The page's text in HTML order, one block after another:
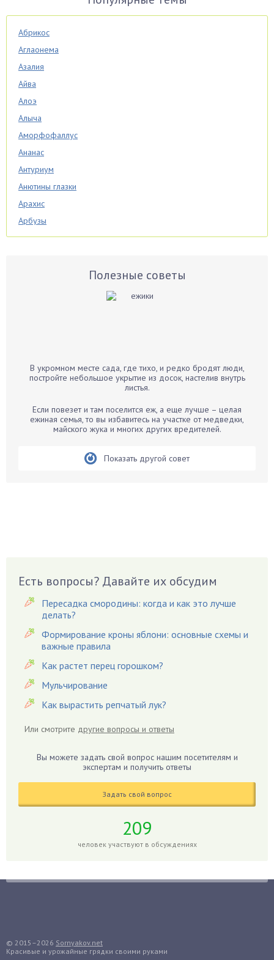
Абрикос
Аглаонема
Азалия
Айва
Алоэ
Алыча
Аморфофаллус
Ананас
Антуриум
Анютины глазки
Арахис
Арбузы
Аспарагус
Бархатцы
Белые грибы
Бирючина
Вишня
Вредители
Гардения
Гацания
Гвоздики
Георгины
Герань
Гиацинт
Гиппеаструм
Годжи
Голубика
Гуава
Гузмания
Полезные советы
В укромном месте сада, где тихо, и редко бродят люди,
постройте небольшое укрытие из досок, настелив внутрь
листья.
Если повезет и там поселится еж, а еще лучше – целая
ежиная семья, то вы избавитесь на участке от медведки,
майского жука и многих других вредителей.
Показать другой совет
Есть вопросы? Давайте их обсудим
Пересадка смородины: когда и как это лучше
делать?
Формирование кроны яблони: основные схемы и
важные правила
Как растет перец горошком?
Мульчирование
Как вырастить репчатый лук?
Или смотрите другие вопросы и ответы
Вы можете задать свой вопрос нашим посетителям и
экспертам и получить ответы
Задать свой вопрос
209
человек участвуют в обсуждениях
© 2015–2026 Sornyakov.net
Красивые и урожайные грядки своими руками